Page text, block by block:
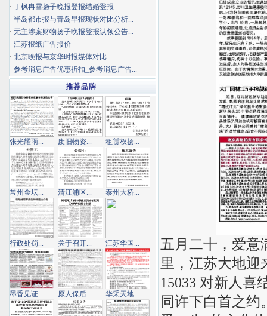
五月二十，爱意
里，江苏大地迎
15033 对新人喜
同许下白首之约
· 丁枫冉雪扬子晚报登报结婚登报
· 半岛都市报与青岛早报现状对比分析...
· 无主涉案财物扬子晚报登报认领公告...
· 江苏报纸广告报价
· 北京晚报与京华时报媒体对比
· 参考消息广告优惠折扣_参考消息广告...
推荐品牌
张光耀雨... 废旧物资... 租赁权扬...
常州金坛... 清江浦区... 泰州大桥...
行政处罚... 关于召开... 江苏华国...
墨香见证... 原人保后... 华采天地...